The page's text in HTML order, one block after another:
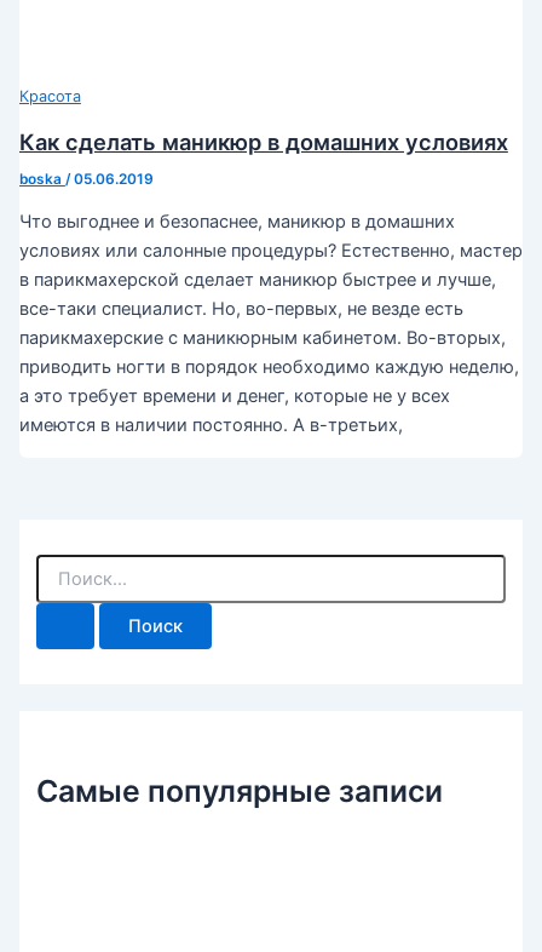
Красота
Как сделать маникюр в домашних условиях
boska /05.06.2019
Что выгоднее и безопаснее, маникюр в домашних
условиях или салонные процедуры? Естественно, мастер
в парикмахерской сделает маникюр быстрее и лучше,
все-таки специалист. Но, во-первых, не везде есть
парикмахерские с маникюрным кабинетом. Во-вторых,
приводить ногти в порядок необходимо каждую неделю,
а это требует времени и денег, которые не у всех
имеются в наличии постоянно. А в-третьих,
П
и
Самые популярные записи